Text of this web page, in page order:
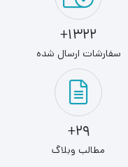
1322+
سفارشات ارسال شده
29+
مطالب وبلاگ